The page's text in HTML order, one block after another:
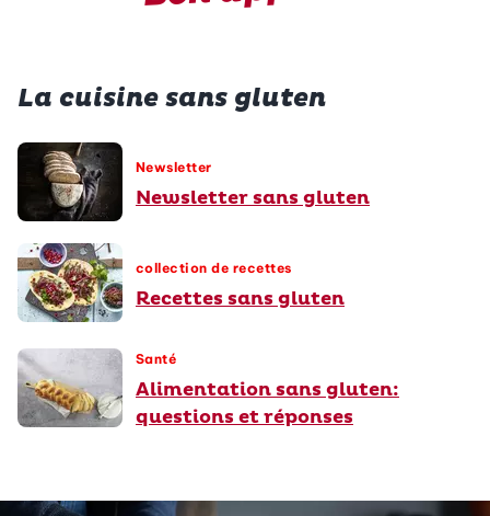
La cuisine sans gluten
Newsletter
Newsletter sans gluten
collection de recettes
Recettes sans gluten
Santé
Alimentation sans gluten:
questions et réponses